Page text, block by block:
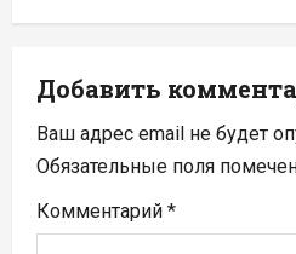
ц
и
я
п
о
Добавить
Ваш адрес email не будет
Обязательные поля
Комментарий *